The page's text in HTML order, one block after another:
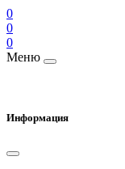
0
0
0
Меню
Информация